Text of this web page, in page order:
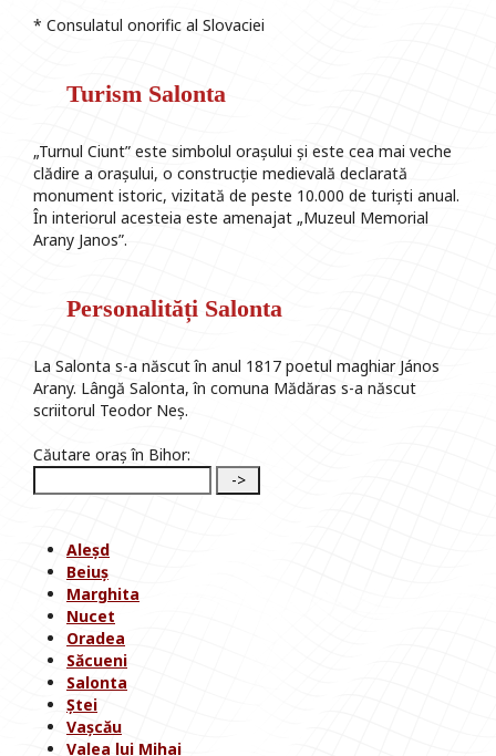
* Consulatul onorific al Slovaciei
Turism Salonta
„Turnul Ciunt” este simbolul orașului și este cea mai veche
clădire a orașului, o construcție medievală declarată
monument istoric, vizitată de peste 10.000 de turiști anual.
În interiorul acesteia este amenajat „Muzeul Memorial
Arany Janos”.
Personalități Salonta
La Salonta s-a născut în anul 1817 poetul maghiar János
Arany. Lângă Salonta, în comuna Mădăras s-a născut
scriitorul Teodor Neș.
Căutare oraș în Bihor:
Aleșd
Beiuș
Marghita
Nucet
Oradea
Săcueni
Salonta
Ștei
Vașcău
Valea lui Mihai